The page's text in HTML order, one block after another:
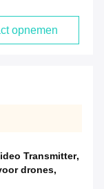
opnemen
Transmitter,
drones,